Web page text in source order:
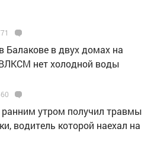
Балакове в двух домах на
нет холодной воды
ранним утром получил травмы
водитель которой наехал на